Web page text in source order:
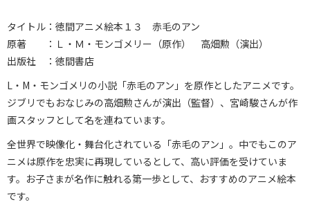
タイトル：徳間アニメ絵本１３ 赤毛のアン
原著 ：Ｌ・Ｍ・モンゴメリー（原作） 高畑勲（演出）
出版社 ：徳間書店
L・M・モンゴメリの小説「赤毛のアン」を原作としたアニメです。
ジブリでもおなじみの高畑勲さんが演出（監督）、宮崎駿さんが作
画スタッフとして名を連ねています。
全世界で映像化・舞台化されている「赤毛のアン」。中でもこのア
ニメは原作を忠実に再現しているとして、高い評価を受けていま
す。お子さまが名作に触れる第一歩として、おすすめのアニメ絵本
です。